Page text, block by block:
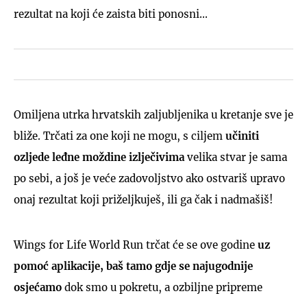
rezultat na koji će zaista biti ponosni...
Omiljena utrka hrvatskih zaljubljenika u kretanje sve je
bliže. Trčati za one koji ne mogu, s ciljem učiniti
ozljede leđne moždine izlječivima velika stvar je sama
po sebi, a još je veće zadovoljstvo ako ostvariš upravo
onaj rezultat koji priželjkuješ, ili ga čak i nadmašiš!
Wings for Life World Run trčat će se ove godine uz
pomoć aplikacije, baš tamo gdje se najugodnije
osjećamo dok smo u pokretu, a ozbiljne pripreme